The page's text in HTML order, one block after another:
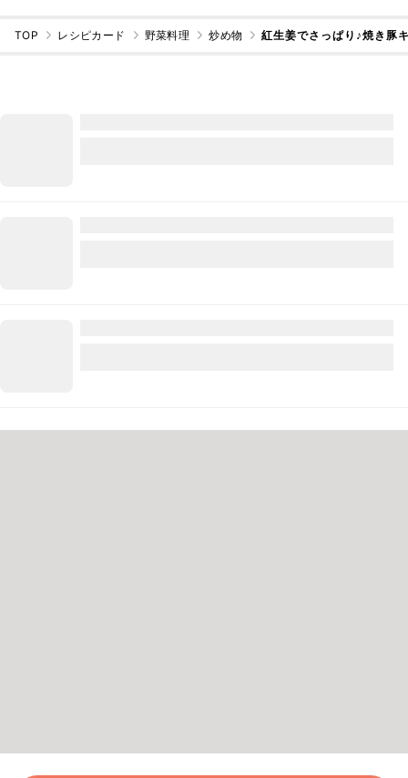
TOP レシピカード 野菜料理 炒め物 紅生姜でさっぱり♪焼き豚